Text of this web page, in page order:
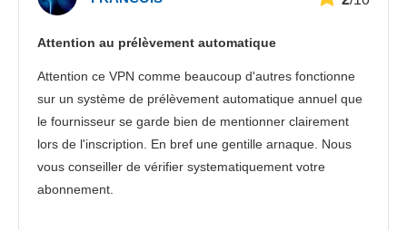
Іervice client
Attention au prélèvement automatique
Attention ce VPN comme beaucoup d'autres fonctionne
sur un système de prélèvement automatique annuel que
le fournisseur se garde bien de mentionner clairement
lors de l'inscription. En bref une gentille arnaque. Nous
vous conseiller de vérifier systematiquement votre
abonnement.